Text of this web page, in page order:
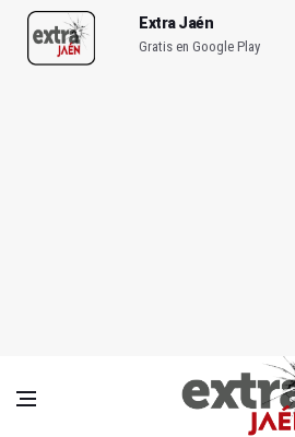
Extra Jaén
Gratis en Google Play